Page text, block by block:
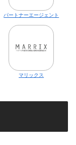
パートナーエージェント
マリックス